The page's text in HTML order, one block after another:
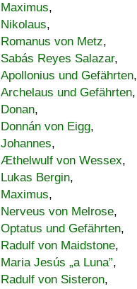
Maximus,
Nikolaus,
Romanus von Metz,
Sabás Reyes Salazar,
Apollonius und Gefährten,
Archelaus und Gefährten,
Donan,
Donnán von Eigg,
Johannes,
Æthelwulf von Wessex,
Lukas Bergin,
Maximus,
Nerveus von Melrose,
Optatus und Gefährten,
Radulf von Maidstone,
Maria Jesús „a Luna”,
Radulf von Sisteron,